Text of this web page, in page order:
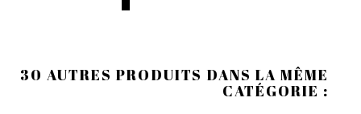
30 AUTRES PRODUITS DANS LA MÊME
CATÉGORIE :